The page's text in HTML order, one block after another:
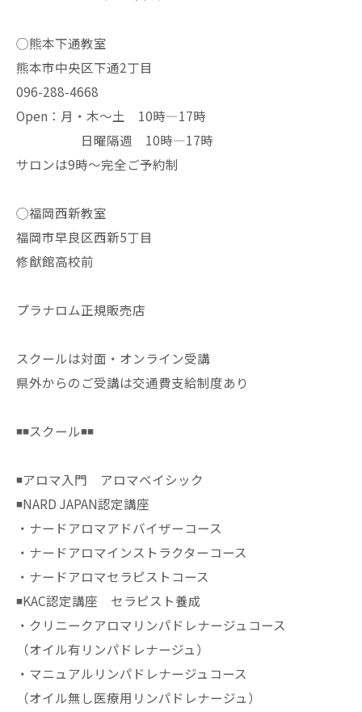
◯熊本下通教室
熊本市中央区下通2丁目
096-288-4668
Open：月・木〜土 10時—17時
日曜隔週 10時—17時
サロンは9時〜完全ご予約制
◯福岡西新教室
福岡市早良区西新5丁目
修猷館高校前
プラナロム正規販売店
スクールは対面・オンライン受講
県外からのご受講は交通費支給制度あり
◾️◾️スクール◾️◾️
◾️アロマ入門 アロマベイシック
◾️NARD JAPAN認定講座
・ナードアロマアドバイザーコース
・ナードアロマインストラクターコース
・ナードアロマセラピストコース
◾️KAC認定講座 セラピスト養成
・クリニークアロマリンパドレナージュコース
（オイル有リンパドレナージュ）
・マニュアルリンパドレナージュコース
（オイル無し医療用リンパドレナージュ）